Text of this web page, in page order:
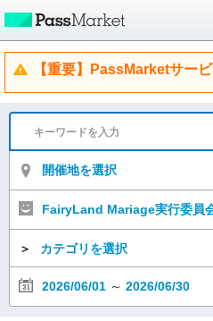
【重要】PassMarketサー
開催地を選択
FairyLand Mariage実行委員
＞ カテゴリを選択
2026/06/01 ～ 2026/06/30